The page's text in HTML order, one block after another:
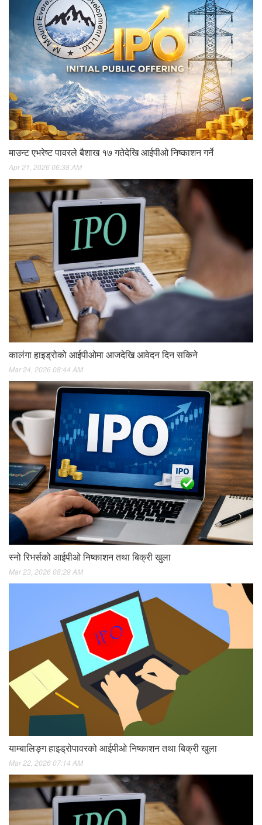
माउन्ट एभरेष्ट पावरले बैशाख १७ गतेदेखि आईपीओ निष्काशन गर्ने
Apr 21, 2026 06:38 AM
कालंगा हाइड्रोको आईपीओमा आजदेखि आवेदन दिन सकिने
Mar 24, 2026 08:44 AM
स्नो रिभर्सको आईपीओ निष्काशन तथा बिक्री खुला
Mar 23, 2026 08:29 AM
याम्बालिङ्ग हाइड्रोपावरको आईपीओ निष्काशन तथा बिक्री खुला
Mar 22, 2026 07:14 AM